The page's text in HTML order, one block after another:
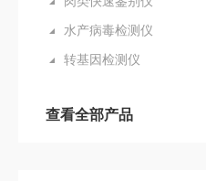
水产病毒检测仪
转基因检测仪
查看全部产品